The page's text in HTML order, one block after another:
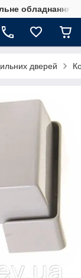
обладнання.
дверей